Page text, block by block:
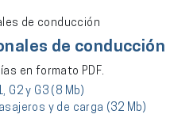
de conducción
en formato PDF.
G2 y G3 (8 Mb)
y de carga (32 Mb)